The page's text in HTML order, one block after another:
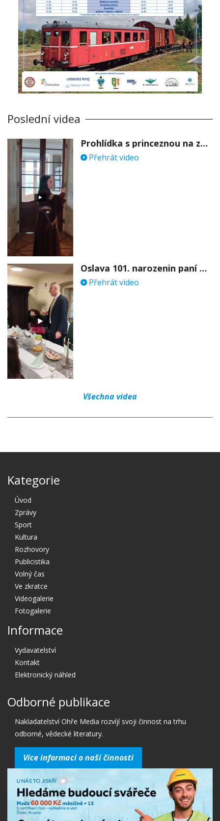
Poslední videa
Prohlídka s princeznou na zámku Stekník
Přehrát video
Oslava 101. narozenin paní Věry Skořepové
Přehrát video
Všechna videa
Kategorie
Úvod
Zprávy
Sport
Kultura
Rozhovory
Publicistika
Volný čas
Ve zkratce
Videogalerie
Fotogalerie
Informace
Vydavatelství
Kontakt
Elektronický náhled
Odborné publikace
Nakladatelství Ohře Media rozvíjí svoji činnost na trhu
odborné, vědecké literatury.
Více informací o naší činnosti